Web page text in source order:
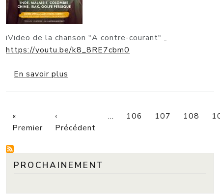
iVideo de la chanson "A contre-courant"
https://youtu.be/k8_8RE7cbm0
En savoir plus
PAGINATION
«
PremierPremière page
‹
Précédent
… 106 107 108
PROCHAINEMENT